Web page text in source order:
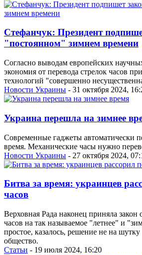
Стефанчук: Президент
"постоянном" зимнем времени
Согласно выводам европейских
экономия от перевода стрелок часов
технологий "совершенно
Новости Украины - 31 октября 2024,
Украина перешла на зимнее
Современные гаджеты автоматически
время. Механические часы нужно
Новости Украины - 27 октября 2024,
Битва за время: украинцев
часов
Верховная Рада наконец приняла закон
часов на так называемое "летнее" и
простое, казалось, решение не на
общество.
Статьи - 19 июля 2024, 16:20